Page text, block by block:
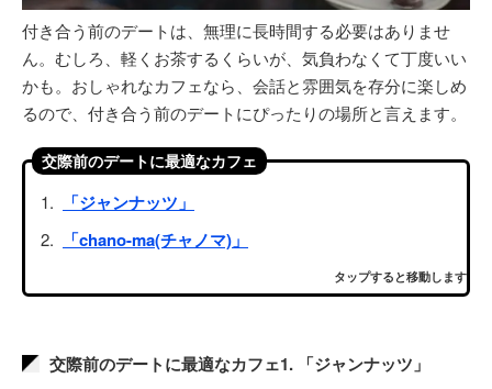
付き合う前のデートは、無理に長時間する必要はありませ
ん。むしろ、軽くお茶するくらいが、気負わなくて丁度いい
かも。おしゃれなカフェなら、会話と雰囲気を存分に楽しめ
るので、付き合う前のデートにぴったりの場所と言えます。
交際前のデートに最適なカフェ
「ジャンナッツ」
「chano-ma(チャノマ)」
タップすると移動します
交際前のデートに最適なカフェ1. 「ジャンナッツ」